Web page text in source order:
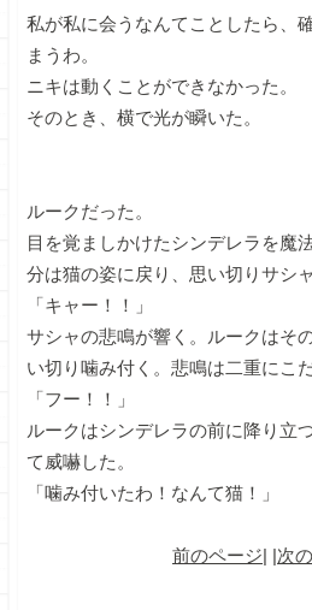
私が私に会うなんてことしたら、
まうわ。
ニキは動くことができなかった。
そのとき、横で光が瞬いた。
ルークだった。
目を覚ましかけたシンデレラを魔
分は猫の姿に戻り、思い切りサシ
「キャー！！」
サシャの悲鳴が響く。ルークはそ
い切り噛み付く。悲鳴は二重にこ
「フー！！」
ルークはシンデレラの前に降り立
て威嚇した。
「噛み付いたわ！なんて猫！」
前のページ| |次